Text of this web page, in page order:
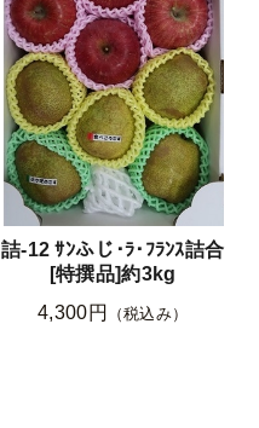
詰-12 ｻﾝふじ･ﾗ･ﾌﾗﾝｽ詰合
[特撰品]約3kg
4,300円
（税込み）